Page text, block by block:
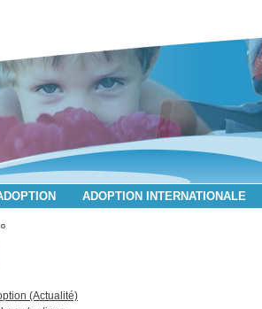
ADOPTION INTERNATIONALE
(Actualité)